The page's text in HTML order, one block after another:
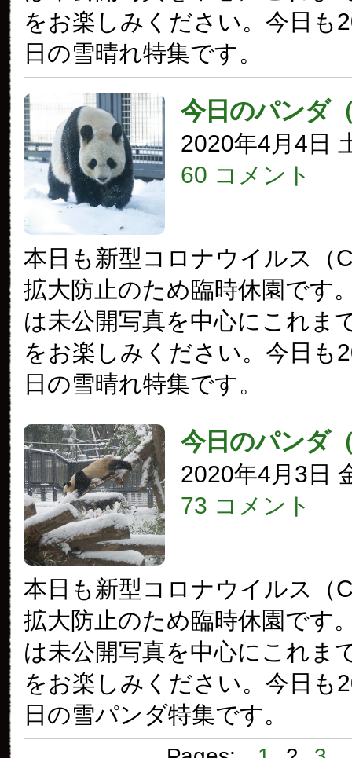
をお楽しみください。今日も
日の雪晴れ特集です。
今日のパンダ
2020年4月4日
60 コメント
本日も新型コロナウイルス（
拡大防止のため臨時休園です
は未公開写真を中心にこれま
をお楽しみください。今日も
日の雪晴れ特集です。
今日のパンダ
2020年4月3日
73 コメント
本日も新型コロナウイルス（
拡大防止のため臨時休園です
は未公開写真を中心にこれま
をお楽しみください。今日も
日の雪パンダ特集です。